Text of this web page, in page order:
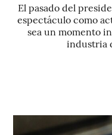
El pasado del
espectáculo como
sea un momento
industria